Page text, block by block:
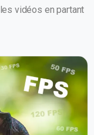
vidéos en partant